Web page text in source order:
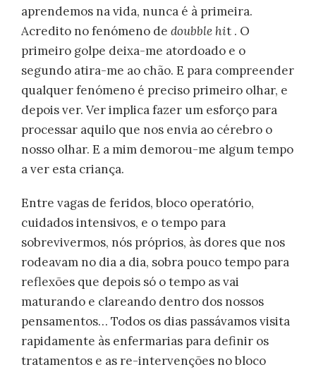
aprendemos na vida, nunca é à primeira.
Acredito no fenómeno de doubble hit . O
primeiro golpe deixa-me atordoado e o
segundo atira-me ao chão. E para compreender
qualquer fenómeno é preciso primeiro olhar, e
depois ver. Ver implica fazer um esforço para
processar aquilo que nos envia ao cérebro o
nosso olhar. E a mim demorou-me algum tempo
a ver esta criança.
Entre vagas de feridos, bloco operatório,
cuidados intensivos, e o tempo para
sobrevivermos, nós próprios, às dores que nos
rodeavam no dia a dia, sobra pouco tempo para
reflexões que depois só o tempo as vai
maturando e clareando dentro dos nossos
pensamentos… Todos os dias passávamos visita
rapidamente às enfermarias para definir os
tratamentos e as re-intervenções no bloco